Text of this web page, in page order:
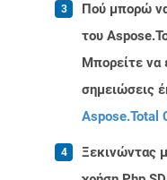
Πού μπορώ
του
Μπορείτε να
σημειώσεις
Aspose.Total
Ξεκινώντας